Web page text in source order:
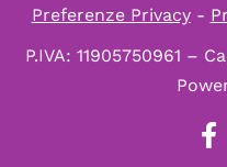
Preferenze Privacy-
P.IVA: 11905750961 –